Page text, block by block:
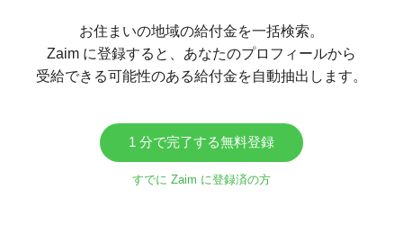
お住まいの地域の給付金を一括検索。
Zaim に登録すると、あなたのプロフィールから
受給できる可能性のある給付金を自動抽出します。
1 分で完了する無料登録
すでに Zaim に登録済の方